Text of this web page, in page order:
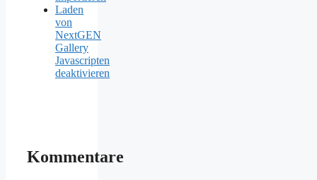
Laden
von
NextGEN
Gallery
Javascripten
deaktivieren
Kommentare